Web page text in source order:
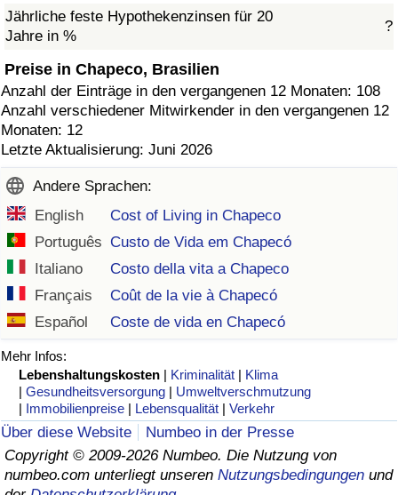
Jährliche feste Hypothekenzinsen für 20
Jahre in %
?
Preise in Chapeco, Brasilien
Anzahl der Einträge in den vergangenen 12 Monaten: 108
Anzahl verschiedener Mitwirkender in den vergangenen 12
Monaten: 12
Letzte Aktualisierung: Juni 2026
Andere Sprachen:
English
Cost of Living in Chapeco
Português Custo de Vida em Chapecó
Italiano
Costo della vita a Chapeco
Français
Coût de la vie à Chapecó
Español
Coste de vida en Chapecó
Mehr Infos:
Lebenshaltungskosten | Kriminalität | Klima
|Gesundheitsversorgung | Umweltverschmutzung
| Immobilienpreise | Lebensqualität |Verkehr
Über diese Website
Numbeo in der Presse
Copyright © 2009-2026 Numbeo. Die Nutzung von
numbeo.com unterliegt unseren Nutzungsbedingungen und